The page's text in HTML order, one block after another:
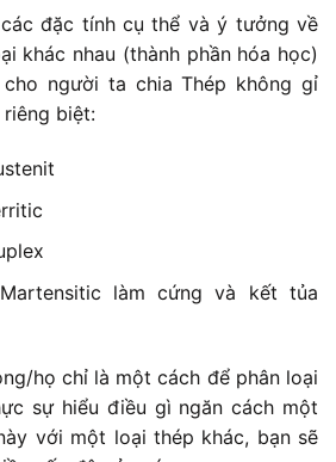
đặc tính cụ thể và ý tưởng về
khác nhau (thành phần hóa học)
người ta chia Thép không gỉ
biệt:
làm cứng và kết tủa
họ chỉ là một cách để phân loại
sự hiểu điều gì ngăn cách một
với một loại thép khác, bạn sẽ